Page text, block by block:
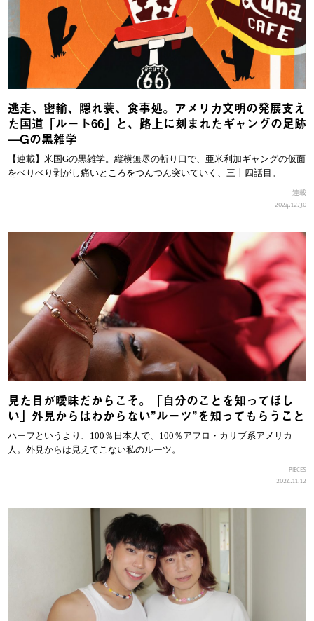
逃走、密輸、隠れ蓑、食事処。アメリカ文明の発展支え
た国道「ルート66」と、路上に刻まれたギャングの足跡
—Gの黒雑学
【連載】米国Gの黒雑学。縦横無尽の斬り口で、亜米利加ギャングの仮面
をぺりぺり剥がし痛いところをつんつん突いていく、三十四話目。
連載
2024.12.30
見た目が曖昧だからこそ。「自分のことを知ってほし
い」外見からはわからない”ルーツ”を知ってもらうこと
ハーフというより、100％日本人で、100％アフロ・カリブ系アメリカ
人。外見からは見えてこない私のルーツ。
PIECES
2024.11.12